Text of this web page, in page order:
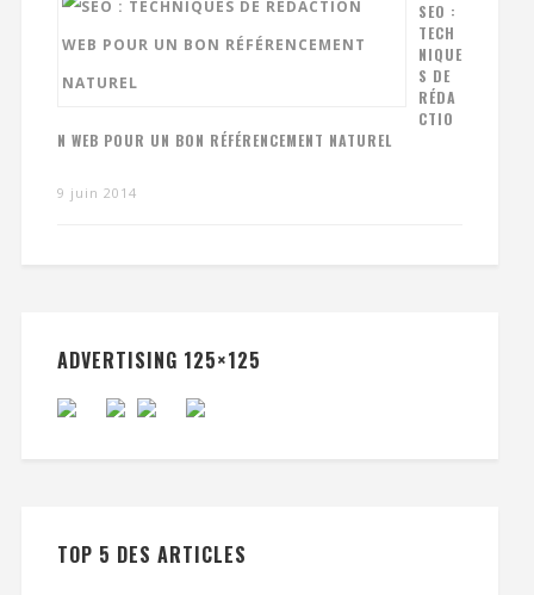
SEO :
TECH
NIQUE
S DE
RÉDA
CTIO
N WEB POUR UN BON RÉFÉRENCEMENT NATUREL
9 juin 2014
ADVERTISING 125×125
TOP 5 DES ARTICLES